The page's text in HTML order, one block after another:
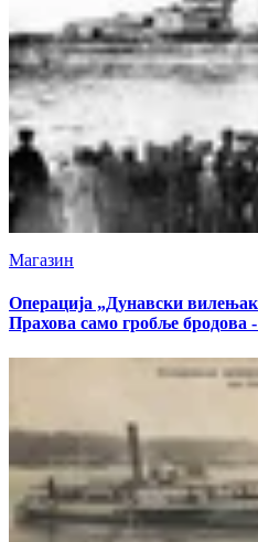
Магазин
Операција „Дунавски
Прахова само гробље бродова